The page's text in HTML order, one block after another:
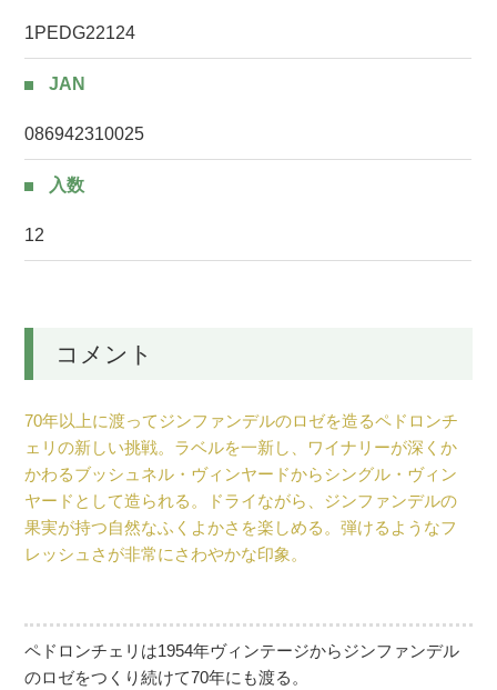
1PEDG22124
JAN
086942310025
入数
12
コメント
70年以上に渡ってジンファンデルのロゼを造るペドロンチ
ェリの新しい挑戦。ラベルを一新し、ワイナリーが深くか
かわるブッシュネル・ヴィンヤードからシングル・ヴィン
ヤードとして造られる。ドライながら、ジンファンデルの
果実が持つ自然なふくよかさを楽しめる。弾けるようなフ
レッシュさが非常にさわやかな印象。
ペドロンチェリは1954年ヴィンテージからジンファンデル
のロゼをつくり続けて70年にも渡る。